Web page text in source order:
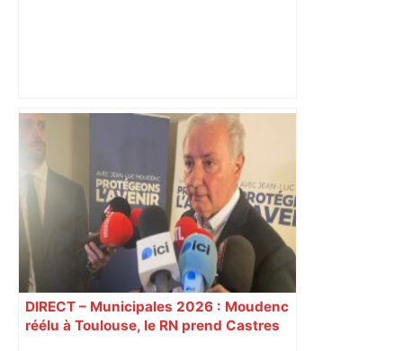
Une grande légende du rap français
bientôt en showcase dans cette
discothèque de Toulouse –
ladepeche.fr
DIRECT – Municipales 2026 : Moudenc
réélu à Toulouse, le RN prend Castres